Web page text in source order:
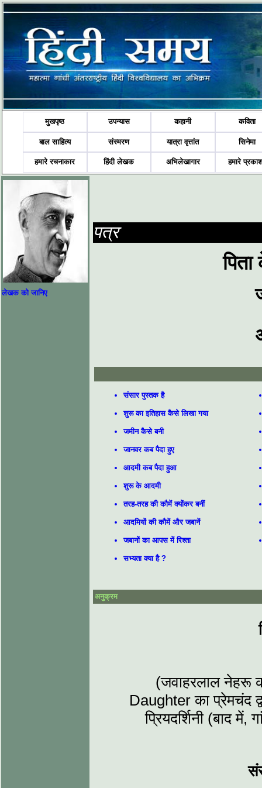
मुखपृष्ठ उपन्यास कहानी कविता
बाल साहित्य संस्मरण यात्रा वृत्तांत सिनेमा
हमारे रचनाकार हिंदी लेखक अभिलेखागार हमारे
लेखक को जानिए
पत्र
संसार पुस्तक है
शुरू का इतिहास कैसे लिखा गया
जमीन कैसे बनी
जानवर कब पैदा हुए
आदमी कब पैदा हुआ
शुरू के आदमी
तरह-तरह की कौमें क्योंकर बनीं
आदमियों की कौमें और जबानें
जबानों का आपस में रिश्ता
सभ्यता क्या है ?
अनुक्रम
(जवाहरलाल नेहरू
Daughter का प्रेमचंद
प्रियदर्शिनी (बाद
संसार